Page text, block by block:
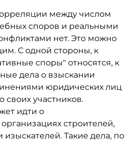
между числом
споров и реальными
нет. Это можно
С одной стороны, к
споры" относятся, к
дела о взыскании
юридических лиц
своих участников.
идти о
строителей,
Такие дела, по